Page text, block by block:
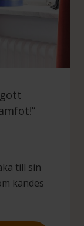
till sin
kändes